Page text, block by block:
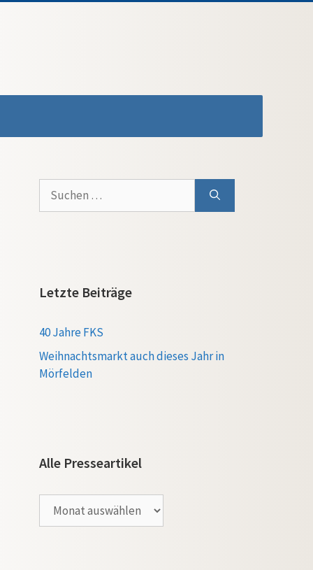
Suchen
nach:
Letzte Beiträge
40 Jahre FKS
Weihnachtsmarkt auch dieses Jahr in
Mörfelden
Alle Presseartikel
Presseartikel